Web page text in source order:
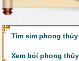
Tìm sim phong thủy
Xem bói phong